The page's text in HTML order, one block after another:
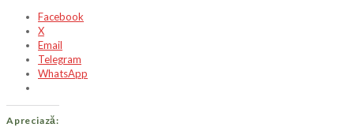
Facebook
X
Email
Telegram
WhatsApp
Apreciază: